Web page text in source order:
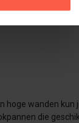
hoge wanden
die